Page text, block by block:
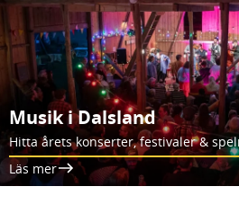
Musik i Dalsland
Hitta årets konserter, festivaler &
Läs mer